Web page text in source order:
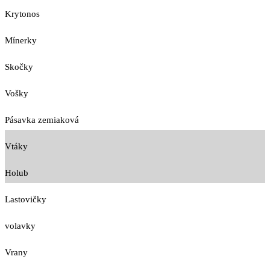
Krytonos
Mínerky
Skočky
Vošky
Pásavka zemiaková
Vtáky
Holub
Lastovičky
volavky
Vrany